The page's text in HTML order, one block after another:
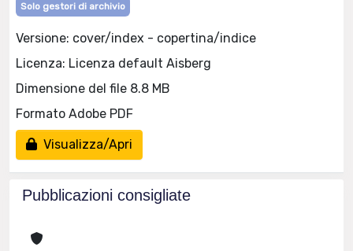
Solo gestori di archivio
Versione: cover/index - copertina/indice
Licenza: Licenza default Aisberg
Dimensione del file 8.8 MB
Formato Adobe PDF
Visualizza/Apri
Pubblicazioni consigliate